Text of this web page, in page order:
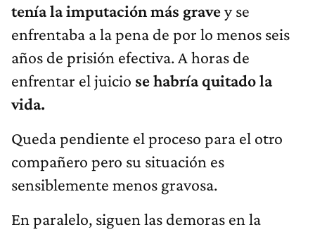
tenía la imputación más gravey se
enfrentaba a la pena de por lo menos seis
años de prisión efectiva. A horas de
enfrentar el juicio se habría quitado la
vida.
Queda pendiente el proceso para el otro
compañero pero su situación es
sensiblemente menos gravosa.
En paralelo, siguen las demoras en la